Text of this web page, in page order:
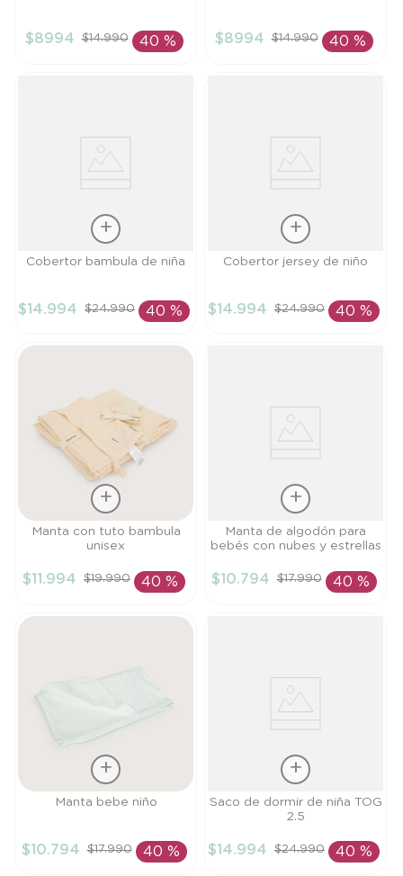
AÑADIR AL
$8994 $14.990 40 %
AÑADIR AL
$8994 $14.990 40 %
Talla
AÑADIR AL
Cobertor bambula de niña
$14.994 $24.990 40 %
Talla
AÑADIR AL
Cobertor jersey de niño
$14.994 $24.990 40 %
Talla
AÑADIR AL
Manta con tuto bambula
unisex
$11 .994 $19.990 40 %
Talla
AÑADIR AL
Manta de algodón para
bebés con nubes y estrellas
$10.794 $17.990 40 %
AÑADIR AL
Manta bebe niño
$10.794 $17.990 40 %
Talla
AÑADIR AL
Saco de dormir de niña TOG
2.5
$14.994 $24.990 40 %